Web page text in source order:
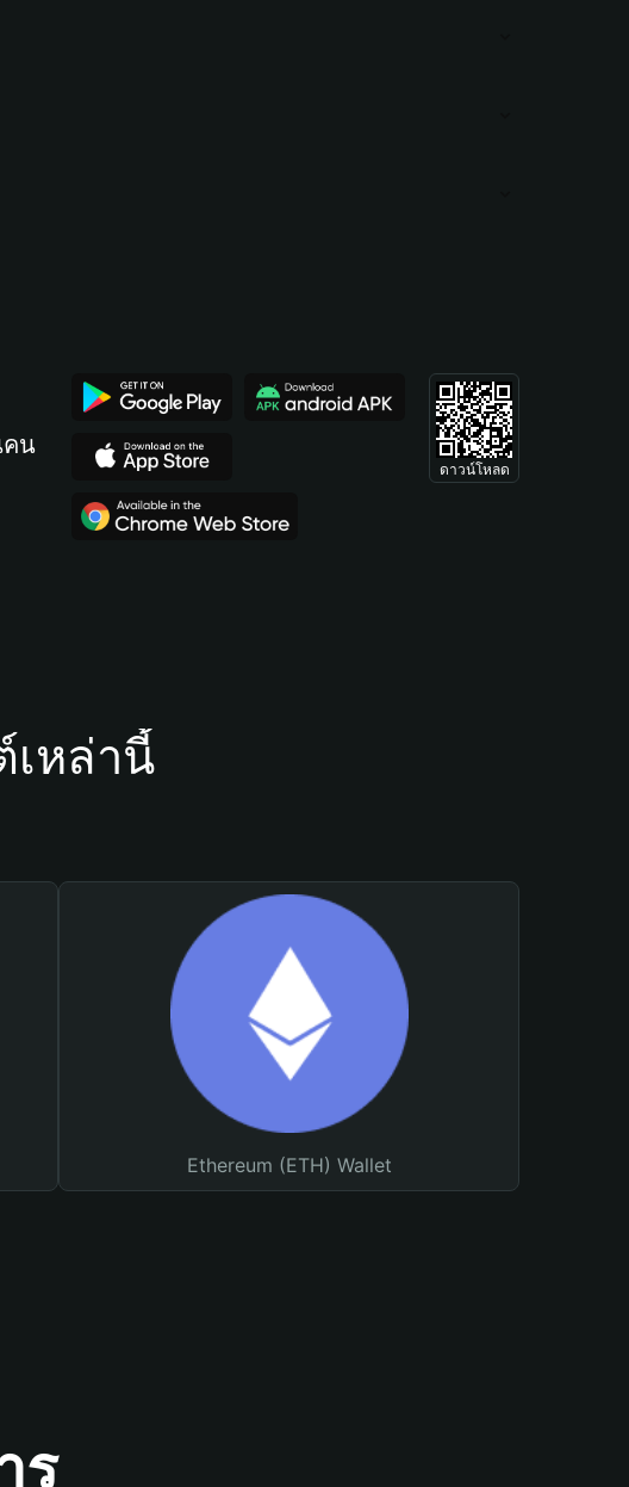
คน
ดาวน์โหลด
หล่านี้
Ethereum (ETH) Wallet
ร